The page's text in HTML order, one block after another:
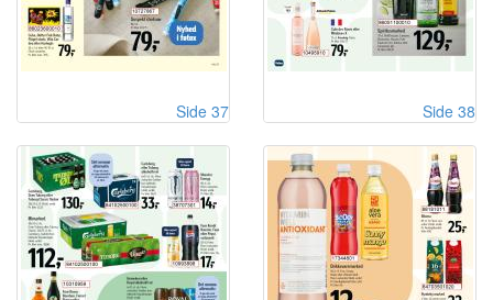
Side 37 Side 38